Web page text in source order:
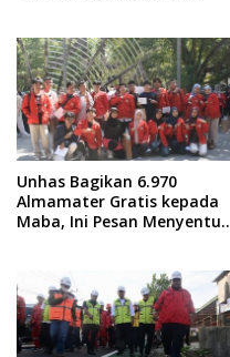
Unhas Bagikan 6.970
Almamater Gratis kepada
Maba, Ini Pesan Menyentuh